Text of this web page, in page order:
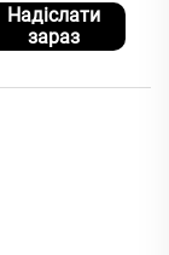
Надіслати
зараз